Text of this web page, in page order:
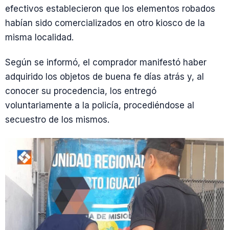
efectivos establecieron que los elementos robados
habían sido comercializados en otro kiosco de la
misma localidad.
Según se informó, el comprador manifestó haber
adquirido los objetos de buena fe días atrás y, al
conocer su procedencia, los entregó
voluntariamente a la policía, procediéndose al
secuestro de los mismos.